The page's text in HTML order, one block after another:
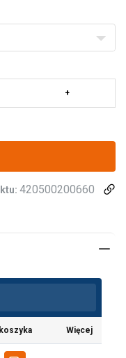
próbie obciążeniowej
420500200660
Więcej